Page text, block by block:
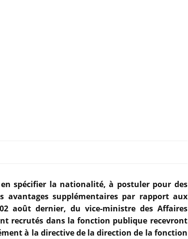
spécifier la nationalité, à postuler pour des
supplémentaires par rapport aux
août dernier, du vice-ministre des Affaires
recrutés dans la fonction publique recevront
à la directive de la direction de la fonction